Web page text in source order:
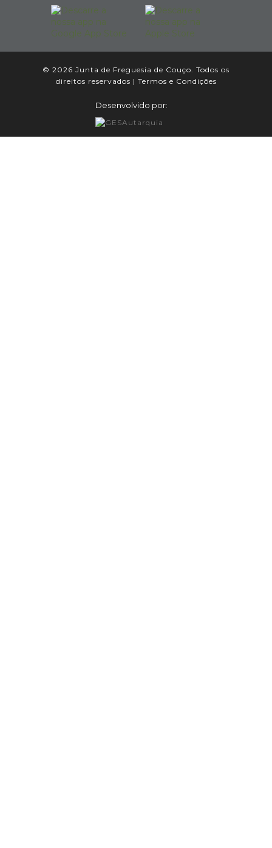
© 2026 Junta de Freguesia de Couço. Todos os
direitos reservados | Termos e Condições
Desenvolvido por: